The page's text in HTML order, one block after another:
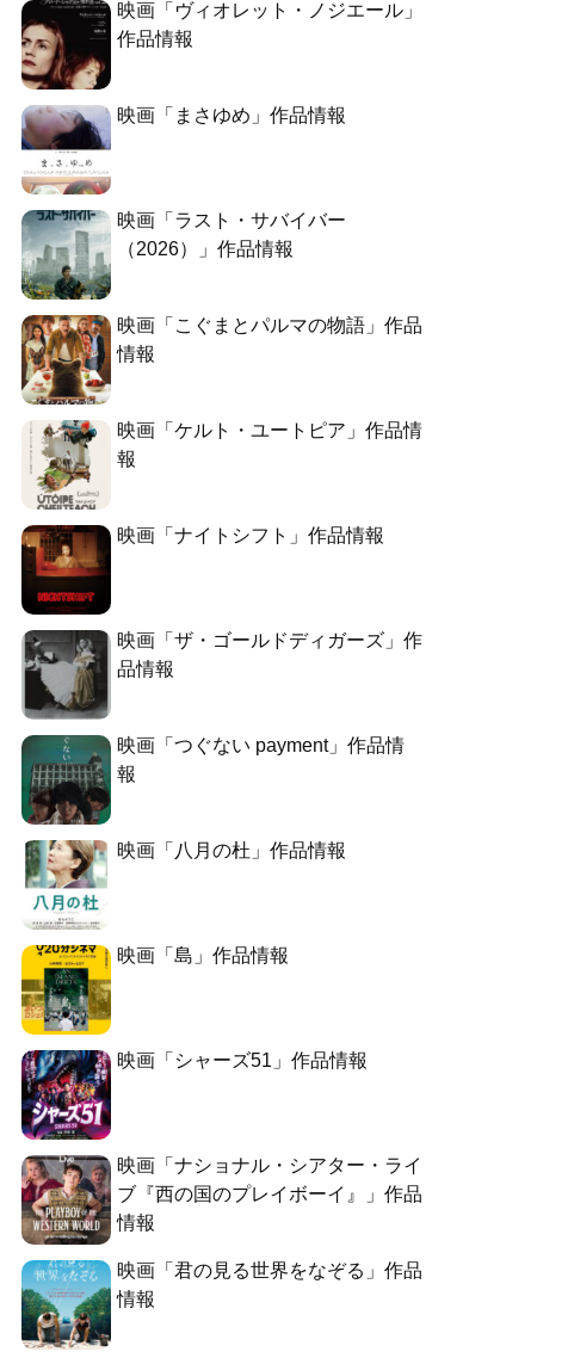
映画「ヴィオレット・ノジエール」
作品情報
映画「まさゆめ」作品情報
映画「ラスト・サバイバー
（2026）」作品情報
映画「こぐまとパルマの物語」作品
情報
映画「ケルト・ユートピア」作品情
報
映画「ナイトシフト」作品情報
映画「ザ・ゴールドディガーズ」作
品情報
映画「つぐない payment」作品情
報
映画「八月の杜」作品情報
映画「島」作品情報
映画「シャーズ51」作品情報
映画「ナショナル・シアター・ライ
ブ『西の国のプレイボーイ』」作品
情報
映画「君の見る世界をなぞる」作品
情報